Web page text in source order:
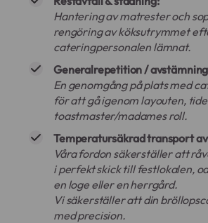
Hantering av matrester och
rengöring av köksutrymmet
cateringpersonalen lämnat.
Generalrepetition /
En genomgång på plats med
för att gå igenom layouten,
toastmaster/madames roll.
Temperatursäkrad transport
Våra fordon säkerställer att
i perfekt skick till festlokalen,
en loge eller en herrgård.
Vi säkerställer att din
med precision.